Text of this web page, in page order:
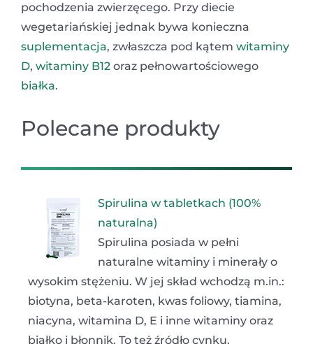
pochodzenia zwierzęcego. Przy diecie
wegetariańskiej jednak bywa konieczna
suplementacja, zwłaszcza pod kątem witaminy
D, witaminy B12 oraz pełnowartościowego
białka.
Polecane produkty
Spirulina w tabletkach (100%
naturalna)
Spirulina posiada w pełni
naturalne witaminy i minerały o
wysokim stężeniu. W jej skład wchodzą m.in.:
biotyna, beta-karoten, kwas foliowy, tiamina,
niacyna, witamina D, E i inne witaminy oraz
białko i błonnik. To też źródło cynku,